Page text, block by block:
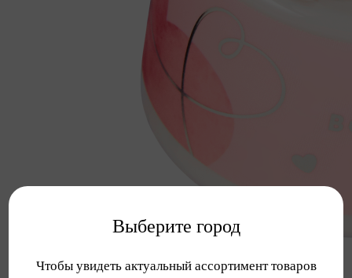
Выберите город
Чтобы увидеть актуальный ассортимент товаров